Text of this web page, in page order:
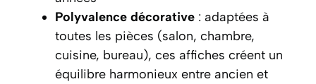
Polyvalence décorative : adaptées à
toutes les pièces (salon, chambre,
cuisine, bureau), ces affiches créent un
équilibre harmonieux entre ancien et